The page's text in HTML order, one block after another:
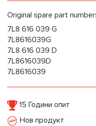
Original spare part
7L8 616 039 G
7L8616039G
7L8 616 039 D
7L8616039D
7L8616039
15 Години опит
Нов продукт